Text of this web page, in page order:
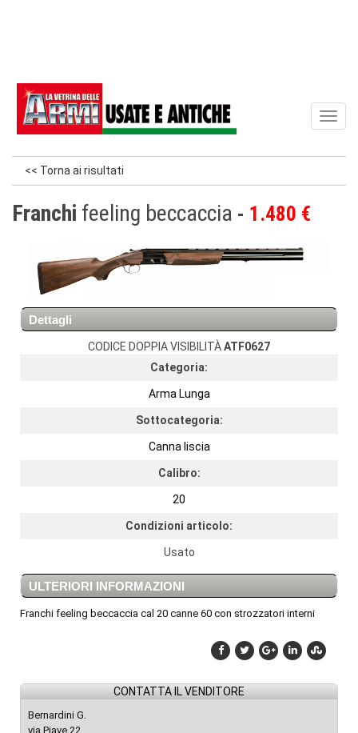
<< Torna ai risultati
Franchi feeling beccaccia 1.480 €
Dettagli
CODICE DOPPIA VISIBILITÀATF0627
Categoria:
Arma Lunga
Sottocategoria:
Canna liscia
Calibro:
20
Condizioni articolo:
Usato
ULTERIORI INFORMAZIONI
Franchi feeling beccaccia cal 20 canne 60 con strozzatori interni
CONTATTA IL VENDITORE
Bernardini G.
via Piave 22